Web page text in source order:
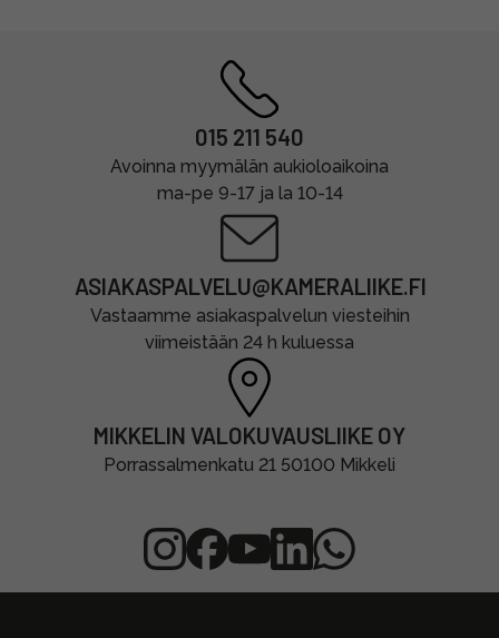
015 211 540
Avoinna myymälän aukioloaikoina
ma-pe 9-17 ja la 10-14
ASIAKASPALVELU@KAMERALIIKE.FI
Vastaamme asiakaspalvelun viesteihin
viimeistään 24 h kuluessa
MIKKELIN VALOKUVAUSLIIKE OY
Porrassalmenkatu 21 50100 Mikkeli